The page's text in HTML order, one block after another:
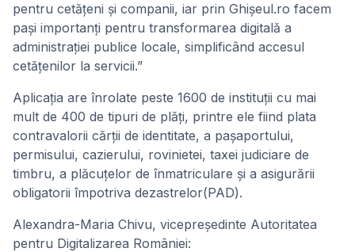
pentru cetățeni și companii, iar prin Ghișeul.ro facem
pași importanți pentru transformarea digitală a
administrației publice locale, simplificând accesul
cetățenilor la servicii.”
Aplicația are înrolate peste 1600 de instituții cu mai
mult de 400 de tipuri de plăți, printre ele fiind plata
contravalorii cărții de identitate, a pașaportului,
permisului, cazierului, rovinietei, taxei judiciare de
timbru, a plăcuțelor de înmatriculare și a asigurării
obligatorii împotriva dezastrelor(PAD).
Alexandra-Maria Chivu, vicepreședinte Autoritatea
pentru Digitalizarea României: